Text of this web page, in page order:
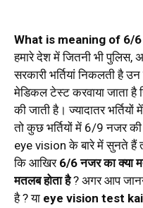
What is meaning of 6/
हमारे देश में जितनी भी पुलिस,
सरकारी भर्तियां निकलती है
मेडिकल टेस्ट करवाया जाता
की जाती है। ज्यादातर भर्तियों
तो कुछ भर्तियों में 6/9 नजर
eye vision के बारे में सुनते हैं
कि आखिर6/6 नजर का क्या
मतलब होता है? अगर आप
है ? या eye vision test